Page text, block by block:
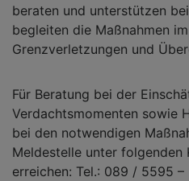
beraten und unterstützen
begleiten die Maßnahmen
Grenzverletzungen und
Für Beratung bei der
Verdachtsmomenten sowie
bei den notwendigen
Meldestelle unter folgenden
erreichen: Tel.: 089 / 5595 –